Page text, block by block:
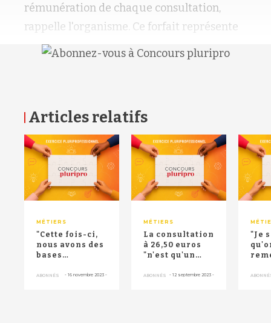
rémunération de chaque consultation,
rappelle l'organisme. Ce forfait représente
Articles relatifs
MÉTIERS
"Cette fois-ci,
nous avons des
bases
les médecins
ABONNÉS - 16 novembre 2023 -
MÉTIERS
La consultation
à 26,50 euros
"n'est qu'un
un point d’a...
ABONNÉS - 12 septembre 2023 -
"Je
RETOUR HAUT DE PAGE